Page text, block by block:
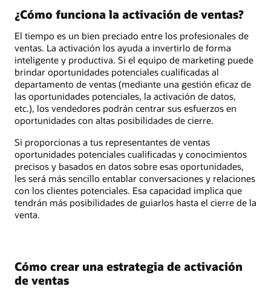
¿Cómo funciona la activación de ventas?
El tiempo es un bien preciado entre los profesionales de
ventas. La activación los ayuda a invertirlo de forma
inteligente y productiva. Si el equipo de marketing puede
brindar oportunidades potenciales cualificadas al
departamento de ventas (mediante una gestión eficaz de
las oportunidades potenciales, la activación de datos,
etc.), los vendedores podrán centrar sus esfuerzos en
oportunidades con altas posibilidades de cierre.
Si proporcionas a tus representantes de ventas
oportunidades potenciales cualificadas y conocimientos
precisos y basados en datos sobre esas oportunidades,
les será más sencillo entablar conversaciones y relaciones
con los clientes potenciales. Esa capacidad implica que
tendrán más posibilidades de guiarlos hasta el cierre de la
venta.
Cómo crear una estrategia de activación
de ventas